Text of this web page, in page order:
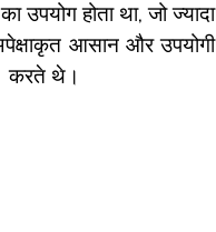
होता था, जो ज्यादा
आसान और उपयोगी
करते थे।